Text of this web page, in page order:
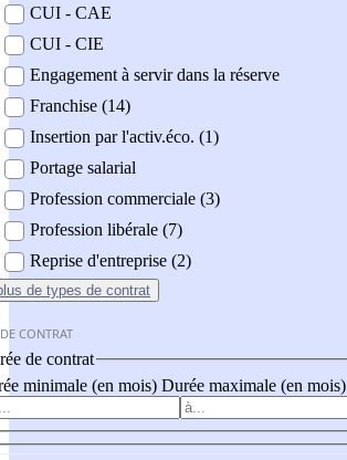
CUI - CAE
CUI - CIE
Engagement à servir dans la réserve
Franchise (14)
Insertion par l'activ.éco. (1)
Portage salarial
Profession commerciale (3)
Profession libérale (7)
Reprise d'entreprise (2)
de types de contrat
CONTRAT
de contrat
minimale (en mois) Durée maximale (en mois)